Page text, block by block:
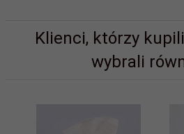
Klienci, którzy
wybrali